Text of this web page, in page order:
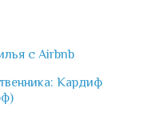
с Airbnb
Кардиф